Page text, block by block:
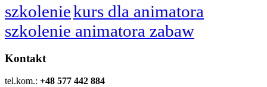
szkoleniekurs dla animatora
szkolenie animatora zabaw
Kontakt
tel.kom.: +48 577 442 884